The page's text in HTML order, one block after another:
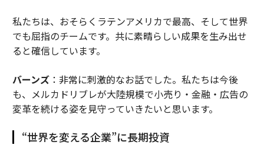
私たちは、おそらくラテンアメリカで最高、そして世界
でも屈指のチームです。共に素晴らしい成果を生み出せ
ると確信しています。
バーンズ：非常に刺激的なお話でした。私たちは今後
も、メルカドリブレが大陸規模で小売り・金融・広告の
変革を続ける姿を見守っていきたいと思います。
“世界を変える企業”に長期投資